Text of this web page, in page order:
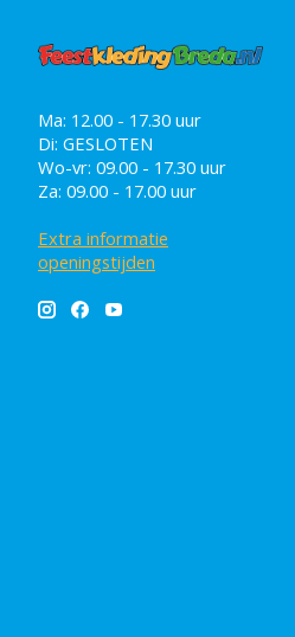
Ma: 12.00 - 17.30 uur
Di: GESLOTEN
Wo-vr: 09.00 - 17.30 uur
Za: 09.00 - 17.00 uur
Extra informatie
openingstijden